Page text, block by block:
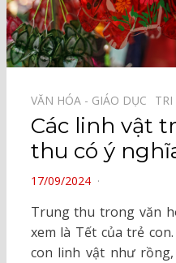
VĂN HÓA - GIÁO DỤC⠀ TRI
Các linh vật
thu có ý
POSTED
17/09/2024
Trung thu trong văn
xem là Tết của trẻ
con linh vật như